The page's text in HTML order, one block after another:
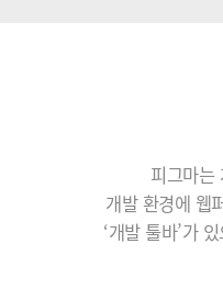
피그마는
개발 환경에 웹
‘개발 툴바’가